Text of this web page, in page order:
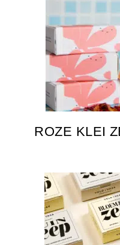
ROZE KLEI